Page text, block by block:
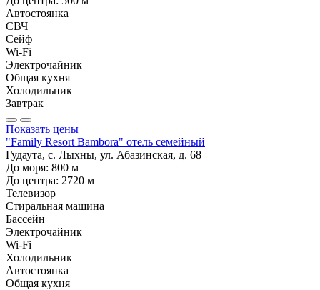
Автостоянка
СВЧ
Сейф
Wi-Fi
Электрочайник
Общая кухня
Холодильник
Завтрак
Показать цены
"Family Resort Bambora" отель семейный
Гудаута, с. Лыхны, ул. Абазинская, д. 68
До моря: 800 м
До центра: 2720 м
Телевизор
Стиральная машина
Бассейн
Электрочайник
Wi-Fi
Холодильник
Автостоянка
Общая кухня